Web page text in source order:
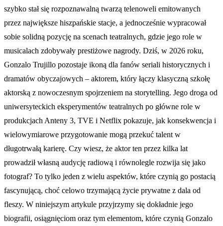
szybko stał się rozpoznawalną twarzą telenoweli emitowanych
przez największe hiszpańskie stacje, a jednocześnie wypracował
sobie solidną pozycję na scenach teatralnych, gdzie jego role w
musicalach zdobywały prestiżowe nagrody. Dziś, w 2026 roku,
Gonzalo Trujillo pozostaje ikoną dla fanów seriali historycznych i
dramatów obyczajowych – aktorem, który łączy klasyczną szkołę
aktorską z nowoczesnym spojrzeniem na storytelling. Jego droga od
uniwersyteckich eksperymentów teatralnych po główne role w
produkcjach Anteny 3, TVE i Netflix pokazuje, jak konsekwencja i
wielowymiarowe przygotowanie mogą przekuć talent w
długotrwałą karierę. Czy wiesz, że aktor ten przez kilka lat
prowadził własną audycję radiową i równolegle rozwija się jako
fotograf? To tylko jeden z wielu aspektów, które czynią go postacią
fascynującą, choć celowo trzymającą życie prywatne z dala od
fleszy. W niniejszym artykule przyjrzymy się dokładnie jego
biografii, osiągnięciom oraz tym elementom, które czynią Gonzalo